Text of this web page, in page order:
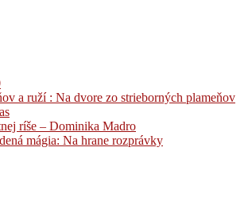
a ruží : Na dvore zo strieborných plameňov
ríše – Dominika Madro
mágia: Na hrane rozprávky